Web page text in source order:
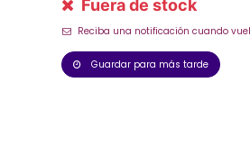
Fuera de stock
Reciba una notificación cuando
Guardar para más tarde